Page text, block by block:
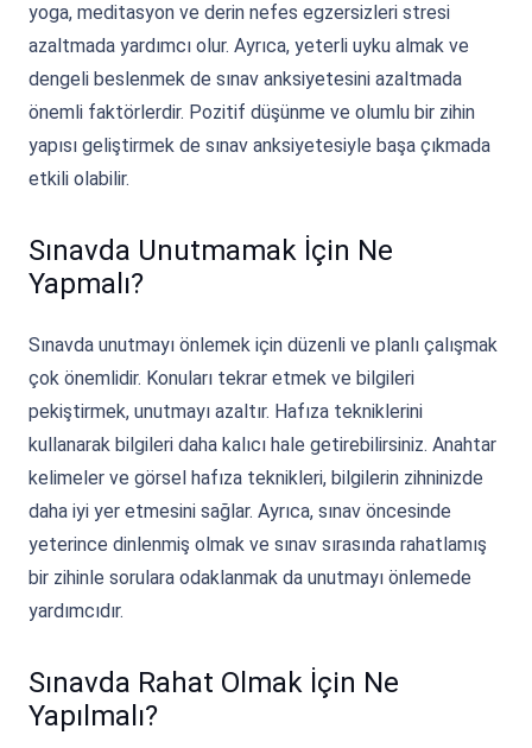
yoga, meditasyon ve derin nefes egzersizleri stresi
azaltmada yardımcı olur. Ayrıca, yeterli uyku almak ve
dengeli beslenmek de sınav anksiyetesini azaltmada
önemli faktörlerdir. Pozitif düşünme ve olumlu bir zihin
yapısı geliştirmek de sınav anksiyetesiyle başa çıkmada
etkili olabilir.
Sınavda Unutmamak İçin Ne
Yapmalı?
Sınavda unutmayı önlemek için düzenli ve planlı çalışmak
çok önemlidir. Konuları tekrar etmek ve bilgileri
pekiştirmek, unutmayı azaltır. Hafıza tekniklerini
kullanarak bilgileri daha kalıcı hale getirebilirsiniz. Anahtar
kelimeler ve görsel hafıza teknikleri, bilgilerin zihninizde
daha iyi yer etmesini sağlar. Ayrıca, sınav öncesinde
yeterince dinlenmiş olmak ve sınav sırasında rahatlamış
bir zihinle sorulara odaklanmak da unutmayı önlemede
yardımcıdır.
Sınavda Rahat Olmak İçin Ne
Yapılmalı?